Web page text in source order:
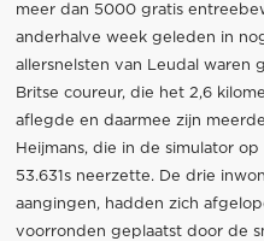
meer dan 5000 gratis
anderhalve week geleden in
allersnelsten van Leudal
Britse coureur, die het 2,6
aflegde en daarmee zijn
Heijmans, die in de simulator
53.631s neerzette. De drie
aangingen, hadden zich
voorronden geplaatst door de